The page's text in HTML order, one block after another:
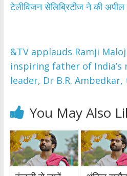
टेलीविजन सेलिब्रिटीज ने की अपील
&TV applauds Ramji
inspiring father of
leader, Dr B.R. Ambedkar,
You May Also